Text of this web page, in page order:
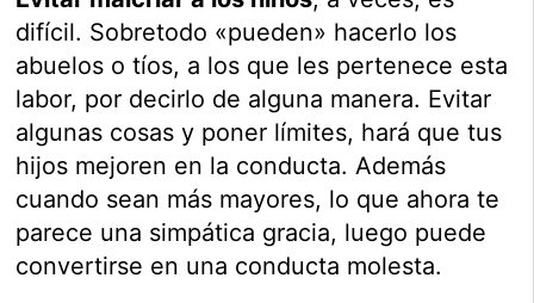
difícil. Sobretodo «pueden» hacerlo los
abuelos o tíos, a los que les pertenece esta
labor, por decirlo de alguna manera. Evitar
algunas cosas y poner límites, hará que tus
hijos mejoren en la conducta. Además
cuando sean más mayores, lo que ahora te
parece una simpática gracia, luego puede
convertirse en una conducta molesta.